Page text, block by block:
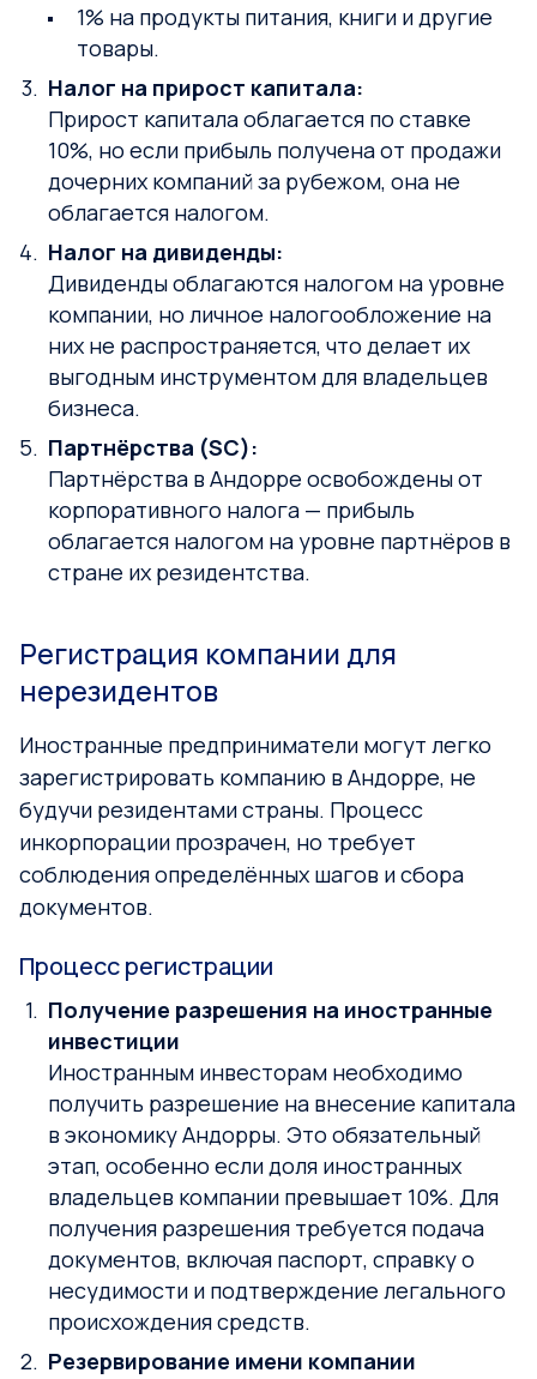
1% на продукты питания, книги и другие
товары.
Налог на прирост капитала:
Прирост капитала облагается по ставке
10%, но если прибыль получена от продажи
дочерних компаний за рубежом, она не
облагается налогом.
Налог на дивиденды:
Дивиденды облагаются налогом на уровне
компании, но личное налогообложение на
них не распространяется, что делает их
выгодным инструментом для владельцев
бизнеса.
Партнёрства (SC):
Партнёрства в Андорре освобождены от
корпоративного налога — прибыль
облагается налогом на уровне партнёров в
стране их резидентства.
Регистрация компании для
нерезидентов
Иностранные предприниматели могут легко
зарегистрировать компанию в Андорре, не
будучи резидентами страны. Процесс
инкорпорации прозрачен, но требует
соблюдения определённых шагов и сбора
документов.
Процесс регистрации
Получение разрешения на иностранные
инвестиции
Иностранным инвесторам необходимо
получить разрешение на внесение капитала
в экономику Андорры. Это обязательный
этап, особенно если доля иностранных
владельцев компании превышает 10%. Для
получения разрешения требуется подача
документов, включая паспорт, справку о
несудимости и подтверждение легального
происхождения средств.
Резервирование имени компании